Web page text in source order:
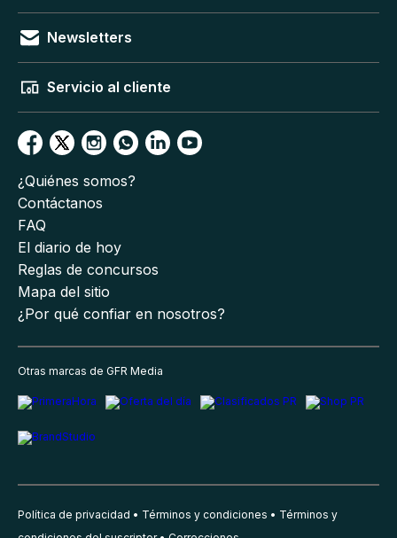
Newsletters
Servicio al cliente
¿Quiénes somos?
Contáctanos
FAQ
El diario de hoy
Reglas de concursos
Mapa del sitio
¿Por qué confiar en nosotros?
Otras marcas de GFR Media
Política de privacidad Términos y condiciones
Términos y